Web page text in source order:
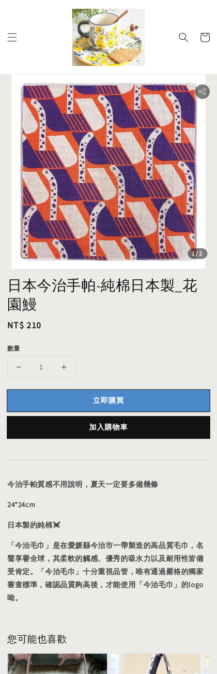
1/2
日本今治手帕-純棉日本製_花
園鰻
Regular
NT$ 210
數量
立即購買
加入購物車
今治手帕質感不用說明，夏天一定要多備幾條
24*24cm
日本製的純棉💓
「今治毛巾」是在愛媛縣今治市一帶製造的高品質毛巾，名
聲享譽全球，其柔軟的觸感、優秀的吸水力以及耐用性皆備
受肯定。「今治毛巾」十分重視品管，唯有通過嚴格的獨家
審查標準，確認品質夠高後，才能使用「今治毛巾」的logo
呦。
您可能也喜歡